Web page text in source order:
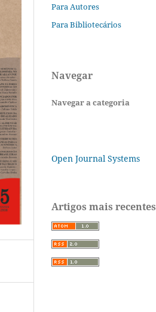
Para Autores
Para Bibliotecários
Navegar
Navegar a categoria
Open Journal Systems
Artigos mais recentes